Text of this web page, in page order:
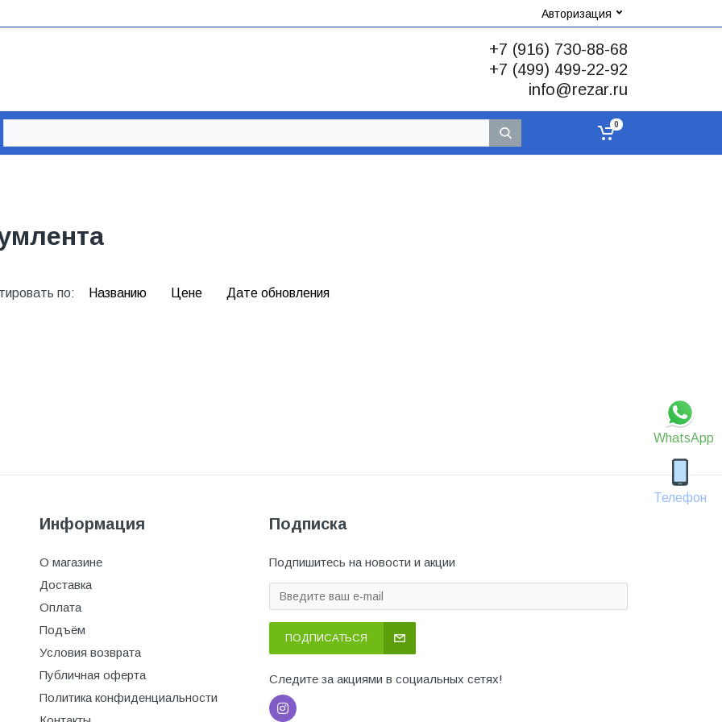
WhatsApp
Телефон
Авторизация
+7 (916) 730-88-68
+7 (499) 499-22-92
info@rezar.ru
0
по: Названию Цене Дате обновления
Информация
О магазине
Доставка
Оплата
Подъём
Условия возврата
Публичная оферта
Политика конфиденциальности
Подписка
Подпишитесь на новости и акции
ПОДПИСАТЬСЯ
Следите за акциями в социальных сетях!